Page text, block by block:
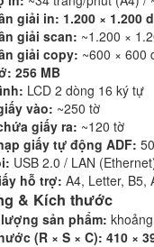
giải in: 1.200 × 1.200
giải scan: ~1.200 ×
giải copy: ~600 × 600
256 MB
LCD 2 dòng 16 ký tự
vào: ~250 tờ
giấy ra: ~120 tờ
giấy tự động ADF:
USB 2.0 / LAN
hỗ trợ: A4, Letter, B5,
& Kích thước
sản phẩm: khoảng
(R × S × C): 410 ×